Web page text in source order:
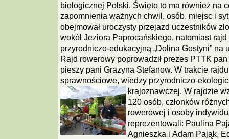
biologicznej Polski. Święto to ma również na
zapomnienia ważnych chwil, osób, miejsc i
obejmował uroczysty przejazd uczestników
wokół Jeziora Paprocańskiego, natomiast
przyrodniczo-edukacyjną „Dolina Gostyni” na
Rajd rowerowy poprowadził prezes PTTK
pieszy pani Grażyna Stefanow. W trakcie
sprawnościowe, wiedzy przyrodniczo-
krajoznawczej. W rajdzie
120 osób, członków
rowerowej i osoby
reprezentowali: Paulina
Agnieszka i Adam Pająk,